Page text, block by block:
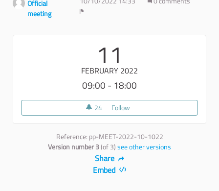
Official
meeting
11
FEBRUARY 2022
09:00 - 18:00
24 24 followers
Follow
Reference: pp-MEET-2022-10-1022
Version number 3(of 3)see other versions
Share
Embed